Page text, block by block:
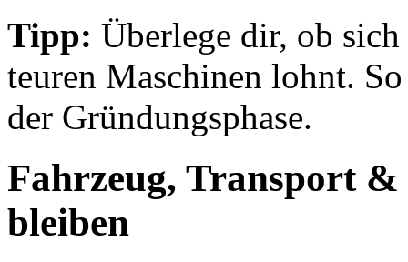
Tipp: Überlege dir, ob
teuren Maschinen lohnt.
der Gründungsphase.
Fahrzeug, Transport
bleiben